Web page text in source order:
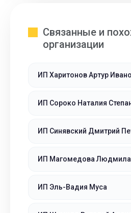
Связанные и
организации
ИП Харитонов Артур
ИП Сороко Наталия
ИП Синявский Дмитрий
ИП Магомедова Людмила
ИП Эль-Вадия Муса